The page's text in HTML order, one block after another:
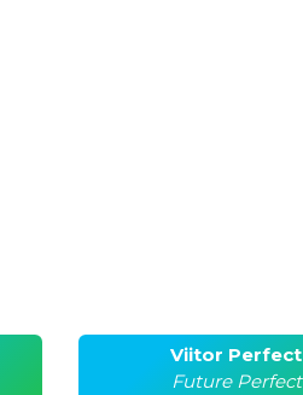
Viitor Perfect
Future Perfect